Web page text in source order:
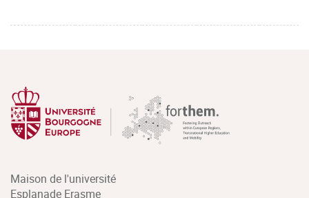
Maison de l'université
Esplanade Erasme